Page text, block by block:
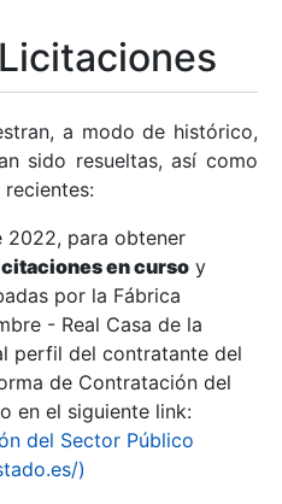
a modo de histórico,
sido resueltas, así como
recientes:
para obtener
en curso y
por la Fábrica
- Real Casa de la
perfil del contratante del
de Contratación del
en el siguiente link:
del Sector Público
)